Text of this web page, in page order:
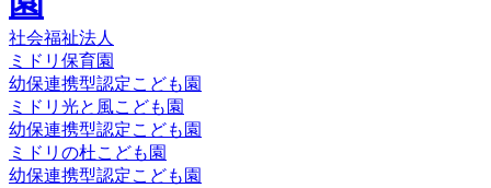
社会福祉法人
ミドリ保育園
幼保連携型認定こども園
ミドリ光と風こども園
幼保連携型認定こども園
ミドリの杜こども園
幼保連携型認定こども園